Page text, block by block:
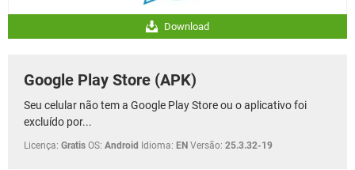
Download
Google Play Store (APK)
Seu celular não tem a Google Play Store ou o aplicativo foi
excluído por...
Licença: Gratis OS: Android Idioma: EN Versão: 25.3.32-19